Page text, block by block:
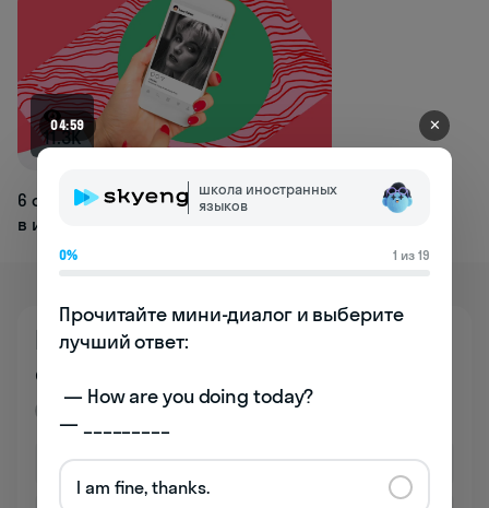
11.3K
6 отличных идей для подписей
в инстаграме на английском языке
Познакомьтесь
со школой бесплатно
Премиум
04:59 ✕
школа иностранных
языков
0% 1 из 19
Прочитайте мини-диалог и выберите
лучший ответ:
— _________
I am fine, thanks.